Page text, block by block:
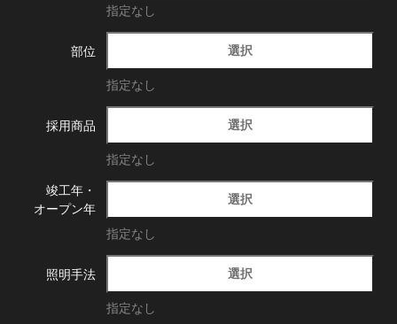
指定なし
部位 選択
指定なし
採用商品 選択
指定なし
竣工年・
オープン年
選択
指定なし
照明手法 選択
指定なし